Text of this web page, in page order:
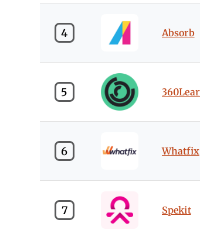
4 Absorb
5
6 Whatfix
7 Spekit